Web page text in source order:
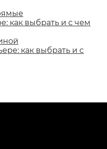
как выбрать и с чем
как выбрать и с